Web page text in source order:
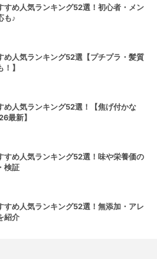
すめ人気ランキング52選！初心者・メン
も♪
め人気ランキング52選【プチプラ・髪質
】
め人気ランキング52選！【焦げ付かな
最新】
すめ人気ランキング52選！味や栄養価の
検証
すめ人気ランキング52選！無添加・アレ
紹介